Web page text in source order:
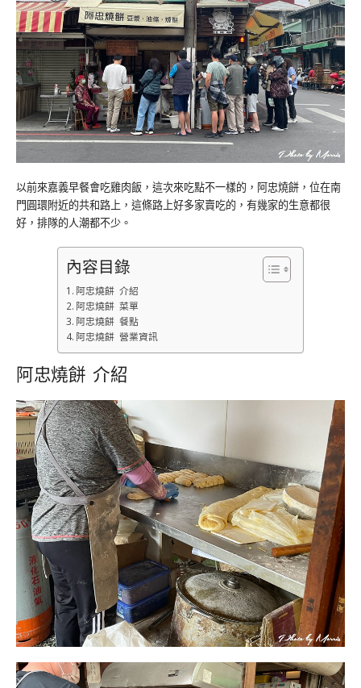
以前來嘉義早餐會吃雞肉飯，這次來吃點不一樣的，阿忠燒餅，位在南
門圓環附近的共和路上，這條路上好多家賣吃的，有幾家的生意都很
好，排隊的人潮都不少。
內容目錄
阿忠燒餅 介紹
阿忠燒餅 菜單
阿忠燒餅 餐點
阿忠燒餅 營業資訊
阿忠燒餅 介紹